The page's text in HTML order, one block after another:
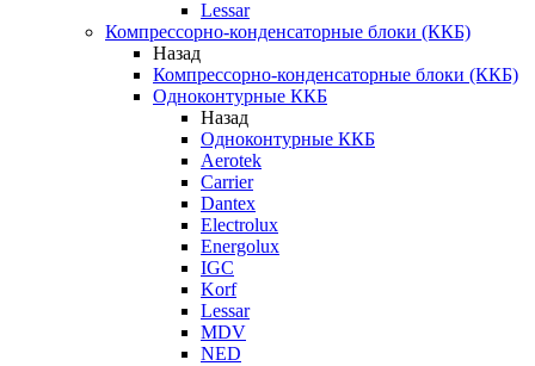
Lessar
Компрессорно-конденсаторные блоки (ККБ)
Назад
Компрессорно-конденсаторные блоки (ККБ)
Одноконтурные ККБ
Назад
Одноконтурные ККБ
Aerotek
Carrier
Dantex
Electrolux
Energolux
IGC
Korf
Lessar
MDV
NED